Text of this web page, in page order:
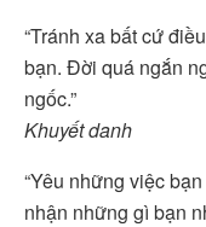
“Tránh xa bất cứ
bạn. Đời quá ngắn
ngốc.”
Khuyết danh
“Yêu những việc
nhận những gì bạn